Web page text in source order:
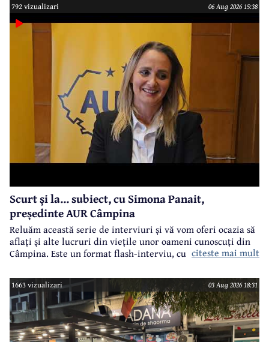
792 vizualizari 06 Aug 2026 15:38
Scurt și la... subiect, cu Simona Panait,
președinte AUR Câmpina
Reluăm această serie de interviuri și vă vom oferi ocazia să
aflați și alte lucruri din viețile unor oameni cunoscuți din
Câmpina. Este un format flash-interviu, cu întrebări
întrebări legate atât de cariera profesională a invitaților
noștri, cât și din viața lor particulară.
citeste mai mult
1663 vizualizari 03 Aug 2026 18:31